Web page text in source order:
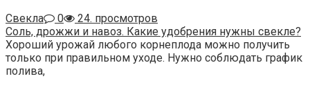
Свекла
0
24. просмотров
Соль, дрожжи и навоз. Какие удобрения нужны свекле?
Хороший урожай любого корнеплода можно получить
только при правильном уходе. Нужно соблюдать график
полива,